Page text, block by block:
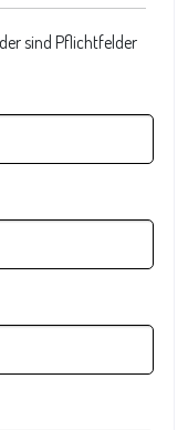
sind Pflichtfelder